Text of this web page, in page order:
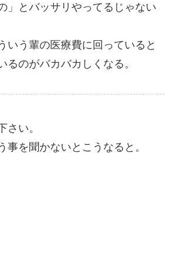
」とバッサリやってるじゃない
いう輩の医療費に回っていると
るのがバカバカしくなる。
さい。
事を聞かないとこうなると。